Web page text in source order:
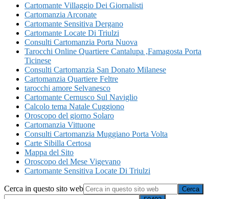
Cartomante Villaggio Dei Giornalisti
Cartomanzia Arconate
Cartomante Sensitiva Dergano
Cartomante Locate Di Triulzi
Consulti Cartomanzia Porta Nuova
Tarocchi Online Quartiere Cantalupa ​,Famagosta​ Porta
Ticinese
Consulti Cartomanzia San Donato Milanese
Cartomanzia Quartiere Feltre
tarocchi amore Selvanesco
Cartomante Cernusco Sul Naviglio
Calcolo tema Natale Cuggiono
Oroscopo del giorno Solaro
Cartomanzia Vittuone
Consulti Cartomanzia Muggiano Porta Volta
Carte Sibilla Certosa
Mappa del Sito
Oroscopo del Mese Vigevano
Cartomante Sensitiva Locate Di Triulzi
Cerca in questo sito web